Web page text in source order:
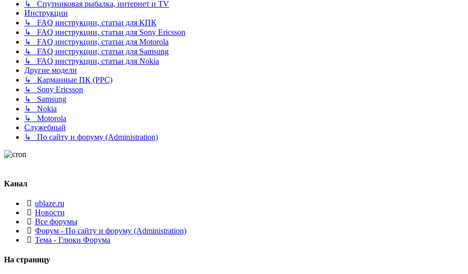
↳ Спутниковая рыбалка, интернет и TV
Инструкции
↳ FAQ инструкции, статьи для КПК
↳ FAQ инструкции, статьи для Sony Ericsson
↳ FAQ инструкции, статьи для Motorola
↳ FAQ инструкции, статьи для Samsung
↳ FAQ инструкции, статьи для Nokia
Другие модели
↳ Карманные ПК (PPC)
↳ Sony Ericsson
↳ Samsung
↳ Nokia
↳ Motorola
Служебный
↳ По сайту и форуму (Administration)
Канал
ublaze.ru
Новости
Все форумы
Форум - По сайту и форуму (Administration)
Тема - Глюки Форума
На страницу